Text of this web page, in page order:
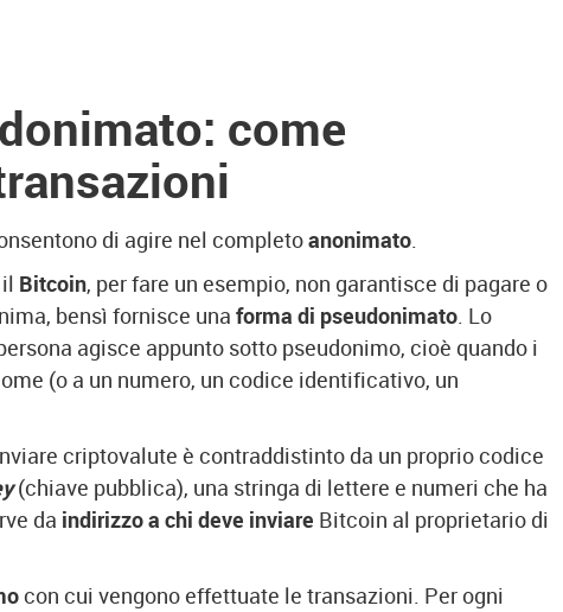
come
di agire nel completoanonimato.
Bitcoin, per fare un esempio, non garantisce di pagare o
bensì fornisce una forma di pseudonimato. Lo
agisce appunto sotto pseudonimo, cioè quando i
(o a un numero, un codice identificativo, un
criptovalute è contraddistinto da un proprio codice
(chiave pubblica), una stringa di lettere e numeri che ha
da indirizzo a chi deve inviare Bitcoin al proprietario di
con cui vengono effettuate le transazioni. Per ogni